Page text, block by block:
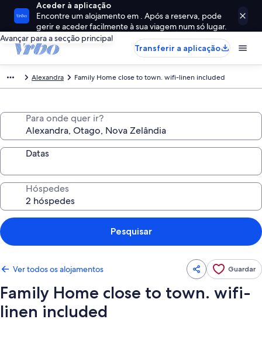
Aceder à aplicação
Encontre um alojamento em . Após a reserva, pode
gerir e aceder facilmente à sua viagem num só lugar.
Avançar para a secção principal
Transferir a aplicação
Alexandra Family Home close to town. wifi-linen included
Para onde quer ir?
Datas
Hóspedes
Pesquisar
Ver todos os alojamentos Guardar
Family Home close to town. wifi-
linen included